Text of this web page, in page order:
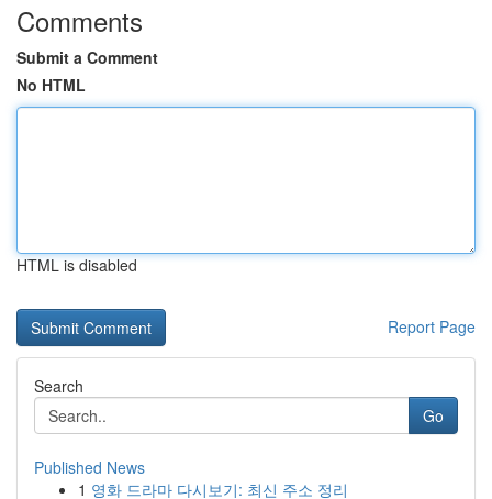
Comments
Submit a Comment
No HTML
HTML is disabled
Report Page
Search
Go
Published News
1 영화 드라마 다시보기: 최신 주소 정리